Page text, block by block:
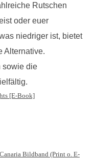
[E-Book]
Bildband (Print o. E-
Rutschen
oder euer
niedriger ist, bietet
Alternative.
sowie die